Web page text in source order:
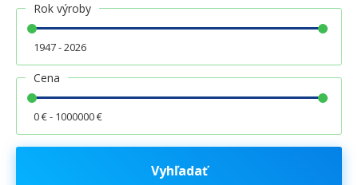
Rok výroby
1947 - 2026
Cena
0 € - 1000000 €
Vyhľadať